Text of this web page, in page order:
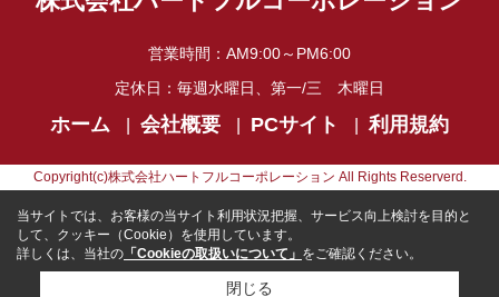
営業時間： AM9:00～PM6:00
定休日： 毎週水曜日、第一/三 木曜日
ホーム 会社概要 PCサイト 利用規約
Copyright(c)株式会社ハートフルコーポレーション All Rights Reserverd.
当サイトでは、お客様の当サイト利用状況把握、サービス向上検討を目的と
して、クッキー（Cookie）を使用しています。
詳しくは、当社の 「Cookieの取扱いについて」 をご確認ください。
閉じる